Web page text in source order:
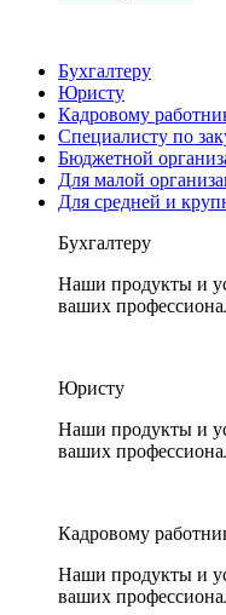
Бухгалтеру
Юристу
Кадровому
Специалисту по
Бюджетной
Для малой
Для средней и
Бухгалтеру
Наши продукты и
ваших
Юристу
Наши продукты и
ваших
Кадровому
Наши продукты и
ваших